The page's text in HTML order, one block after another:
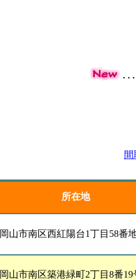
･
所在地
岡山市南区西紅陽台1丁目58番
岡山市南区築港緑町2丁目8番19